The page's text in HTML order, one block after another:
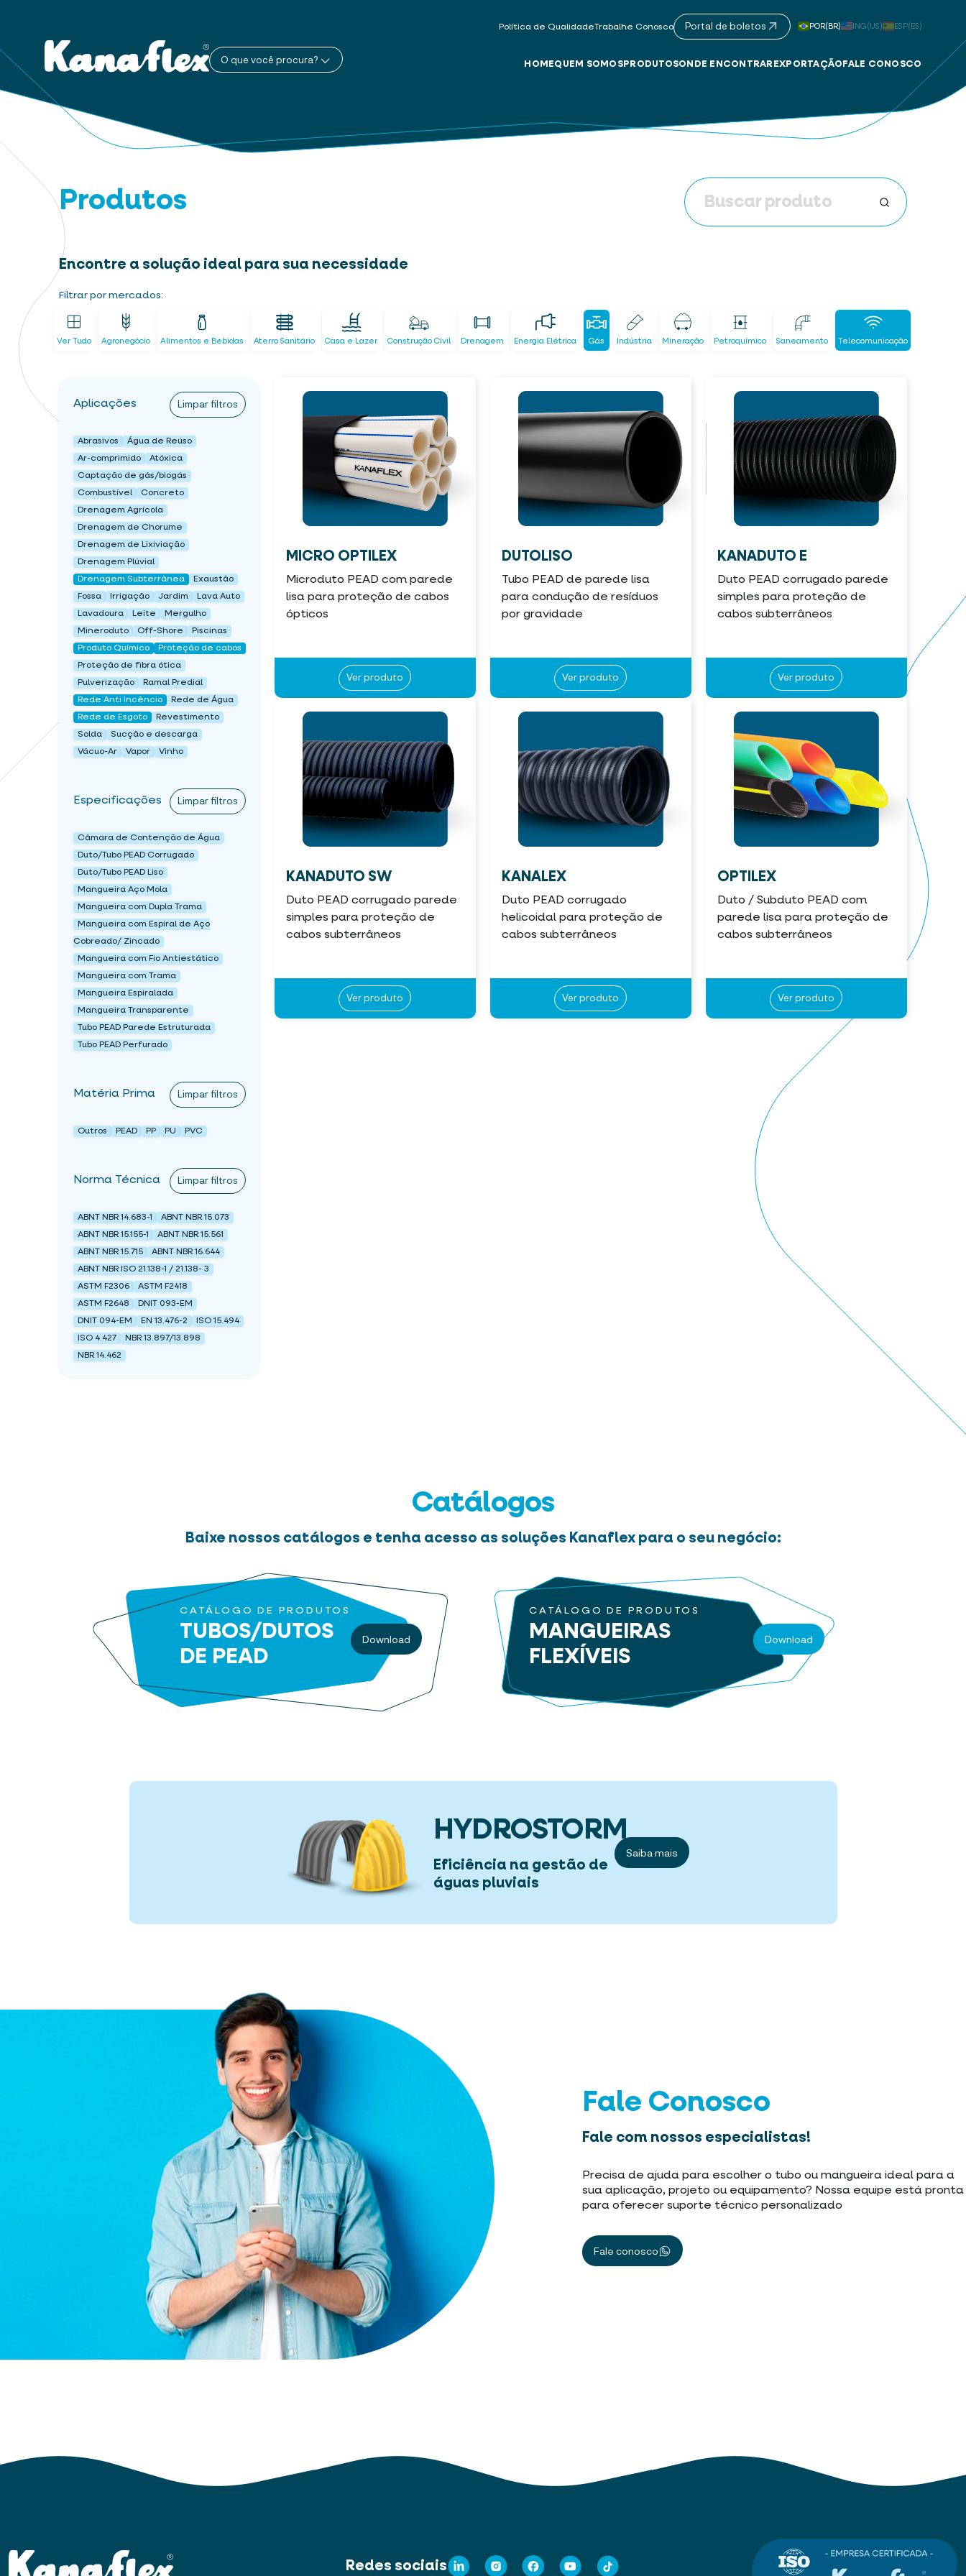
Política de QualidadeTrabalhe Conosco Portal de boletos POR(BR) ING(US) ESP(ES)
O que você procura? HOMEQUEM SOMOS PRODUTOSONDE ENCONTRAR EXPORTAÇÃO FALE CONOSCO
Produtos
Encontre a solução ideal para sua necessidade
Filtrar por mercados:
Ver Tudo Agronegócio Alimentos e Bebidas Aterro Sanitário Casa e Lazer Construção Civil Drenagem Energia Elétrica Gás Indústria Mineração Petroquímico Saneamento Telecomunicação
Aplicações Limpar filtros
Abrasivos
Água de Reúso
Ar-comprimido
Atóxica
Captação de gás/biogás
Combustível
Concreto
Drenagem Agrícola
Drenagem de Chorume
Drenagem de Lixiviação
Drenagem Plúvial
Drenagem Subterrânea
Exaustão
Fossa
Irrigação Jardim
Lava Auto
Lavadoura
Leite
Mergulho
Mineroduto
Off-Shore
Piscinas
Produto Químico
Proteção de cabos
Proteção de fibra ótica
Pulverização
Ramal Predial
Rede Anti Incêncio
Rede de Água
Rede de Esgoto
Revestimento
Solda
Sucção e descarga
Vácuo-Ar
Vapor Vinho
Especificações Limpar filtros
Câmara de Contenção de Água
Duto/Tubo PEAD Corrugado
Duto/Tubo PEAD Liso
Mangueira Aço Mola
Mangueira com Dupla Trama
Mangueira com Espiral de Aço
Cobreado/ Zincado
Mangueira com Fio Antiestático
Mangueira com Trama
Mangueira Espiralada
Mangueira Transparente
Tubo PEAD Parede Estruturada
Tubo PEAD Perfurado
Matéria Prima Limpar filtros
Outros PEAD PP PU PVC
Norma Técnica Limpar filtros
ABNT NBR 14.683-1
ABNT NBR 15.073
ABNT NBR 15.155-1
ABNT NBR 15.561
ABNT NBR 15.715
ABNT NBR 16.644
ABNT NBR ISO 21.138-1 / 21.138- 3
ASTM F2306
ASTM F2418
ASTM F2648
DNIT 093-EM
DNIT 094-EM
EN 13.476-2
ISO 15.494
ISO 4.427
NBR 13.897/13.898
NBR 14.462
MICRO OPTILEX
Microduto PEAD com parede
lisa para proteção de cabos
ópticos
Ver produto
DUTOLISO
Tubo PEAD de parede lisa
para condução de resíduos
por gravidade
Ver produto
KANADUTO E
Duto PEAD corrugado parede
simples para proteção de
cabos subterrâneos
Ver produto
KANADUTO SW
Duto PEAD corrugado parede
simples para proteção de
cabos subterrâneos
Ver produto
KANALEX
Duto PEAD corrugado
helicoidal para proteção de
cabos subterrâneos
Ver produto
OPTILEX
Duto / Subduto PEAD com
parede lisa para proteção de
cabos subterrâneos
Ver produto
Catálogos
Baixe nossos catálogos e tenha acesso as soluções Kanaflex para o seu negócio:
CATÁLOGO DE PRODUTOS
TUBOS/DUTOS
DE PEAD
Download
CATÁLOGO DE PRODUTOS
MANGUEIRAS
FLEXÍVEIS
Download
HYDROSTORM
Eficiência na gestão de
águas pluviais
Saiba mais
Fale Conosco
Fale com nossos especialistas!
Precisa de ajuda para escolher o tubo ou mangueira ideal para a
sua aplicação, projeto ou equipamento? Nossa equipe está pronta
para oferecer suporte técnico personalizado
Fale conosco
Redes sociais